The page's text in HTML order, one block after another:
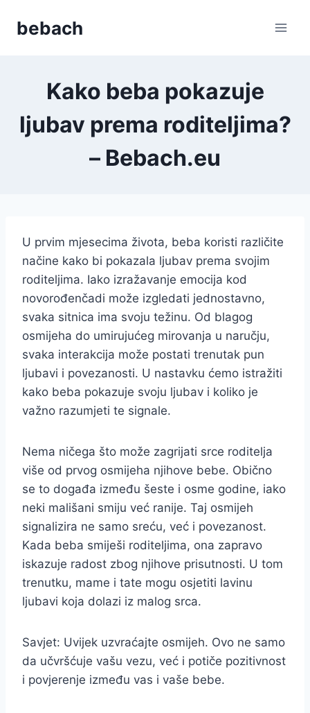
bebach
Kako beba pokazuje
ljubav prema roditeljima?
– Bebach.eu
U prvim mjesecima života, beba koristi različite
načine kako bi pokazala ljubav prema svojim
roditeljima. Iako izražavanje emocija kod
novorođenčadi može izgledati jednostavno,
svaka sitnica ima svoju težinu. Od blagog
osmijeha do umirujućeg mirovanja u naručju,
svaka interakcija može postati trenutak pun
ljubavi i povezanosti. U nastavku ćemo istražiti
kako beba pokazuje svoju ljubav i koliko je
važno razumjeti te signale.
Nema ničega što može zagrijati srce roditelja
više od prvog osmijeha njihove bebe. Obično
se to događa između šeste i osme godine, iako
neki mališani smiju već ranije. Taj osmijeh
signalizira ne samo sreću, već i povezanost.
Kada beba smiješi roditeljima, ona zapravo
iskazuje radost zbog njihove prisutnosti. U tom
trenutku, mame i tate mogu osjetiti lavinu
ljubavi koja dolazi iz malog srca.
Savjet: Uvijek uzvraćajte osmijeh. Ovo ne samo
da učvršćuje vašu vezu, već i potiče pozitivnost
i povjerenje između vas i vaše bebe.